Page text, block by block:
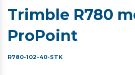
Trimble R780
ProPoint
R780-102-40-STK